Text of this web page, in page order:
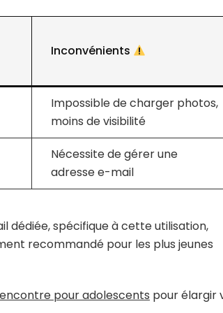
Inconvénients
Impossible de charger photos,
moins de visibilité
Nécessite de gérer une
adresse e-mail
dédiée, spécifique à cette utilisation,
recommandé pour les plus jeunes
pour adolescents pour élargir